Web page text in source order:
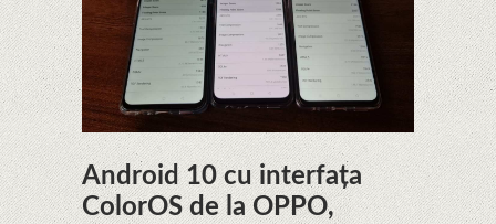
Android 10 cu interfața
ColorOS de la OPPO,